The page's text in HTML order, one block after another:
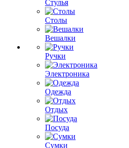
Стулья
Столы
Вешалки
Ручки
Электроника
Одежда
Отдых
Посуда
Сумки